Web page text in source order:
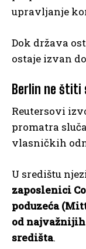
upravljanje
Dok država
ostaje izvan
Berlin ne štiti
Reutersovi
promatra
vlasničkih
U središtu
zaposlenici
poduzeća
od
središta.